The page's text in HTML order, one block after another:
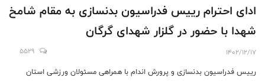
ادای احترام رییس فدراسیون بدنسازی به مقام شامخ
شهدا با حضور در گلزار شهدای گرگان
1402/12/17
5529
رییس فدراسیون بدنسازی و پرورش اندام با همراهی مسئولان ورزشی استان